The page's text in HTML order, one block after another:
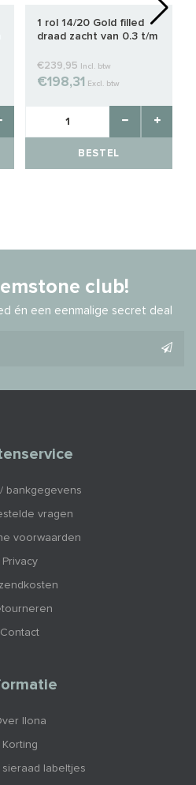
1 rol 14/20 Gold filled
draad zacht van 0.3 t/m
€239,95 Incl. btw
€198,31 Excl. btw
BESTEL
club!
én een eenmalige secret deal
bankgegevens
vragen
voorwaarden
Privacy
Contact
Ilona
Korting
labeltjes